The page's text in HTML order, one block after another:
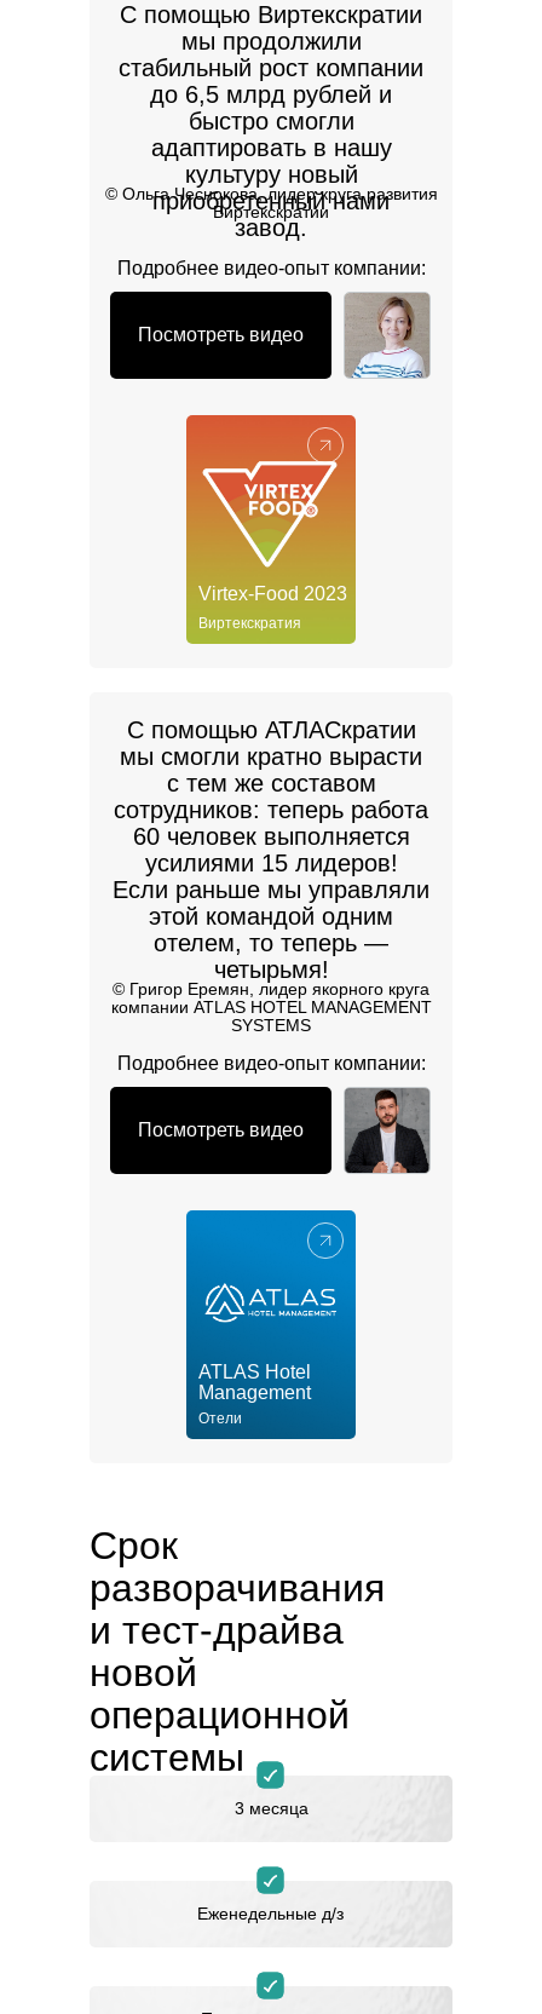
Посмотреть видео
Подробнее видео-опыт компании:
©️ Ольга Чеснокова, лидер круга развития
Виртекскратии
С помощью Виртекскратии
мы продолжили
стабильный рост компании
до 6,5 млрд рублей и
быстро смогли
адаптировать в нашу
культуру новый
приобретенный нами
завод.
Виртекскратия
Virtex-Food 2023
Посмотреть видео
Подробнее видео-опыт компании:
©️ Григор Еремян, лидер якорного круга
компании ATLAS HOTEL MANAGEMENT
SYSTEMS
С помощью АТЛАСкратии
мы смогли кратно вырасти
с тем же составом
сотрудников: теперь работа
60 человек выполняется
усилиями 15 лидеров!
Если раньше мы управляли
этой командой одним
отелем, то теперь —
четырьмя!
Отели
ATLAS Hotel
Management
Срок
разворачивания
и тест-драйва
новой
операционной
системы
управления
3 месяца
Еженедельные д/з